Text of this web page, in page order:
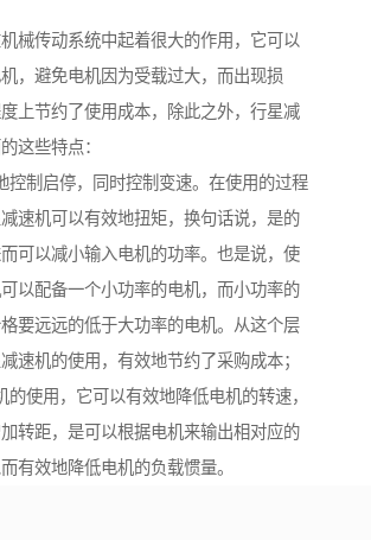
械传动系统中起着很大的作用，它可以
，避免电机因为受载过大，而出现损
上节约了使用成本，除此之外，行星减
这些特点：
控制启停，同时控制变速。在使用的过程
速机可以有效地扭矩，换句话说，是的
可以减小输入电机的功率。也是说，使
以配备一个小功率的电机，而小功率的
要远远的低于大功率的电机。从这个层
速机的使用，有效地节约了采购成本；
的使用，它可以有效地降低电机的转速，
转距，是可以根据电机来输出相对应的
有效地降低电机的负载惯量。